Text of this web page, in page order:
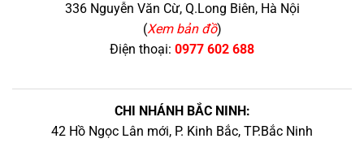
336 Nguyễn Văn Cừ, Q.Long Biên, Hà Nội
(Xem bản đồ)
Điện thoại: 0977 602 688
CHI NHÁNH BẮC NINH:
42 Hồ Ngọc Lân mới, P. Kinh Bắc, TP.Bắc Ninh